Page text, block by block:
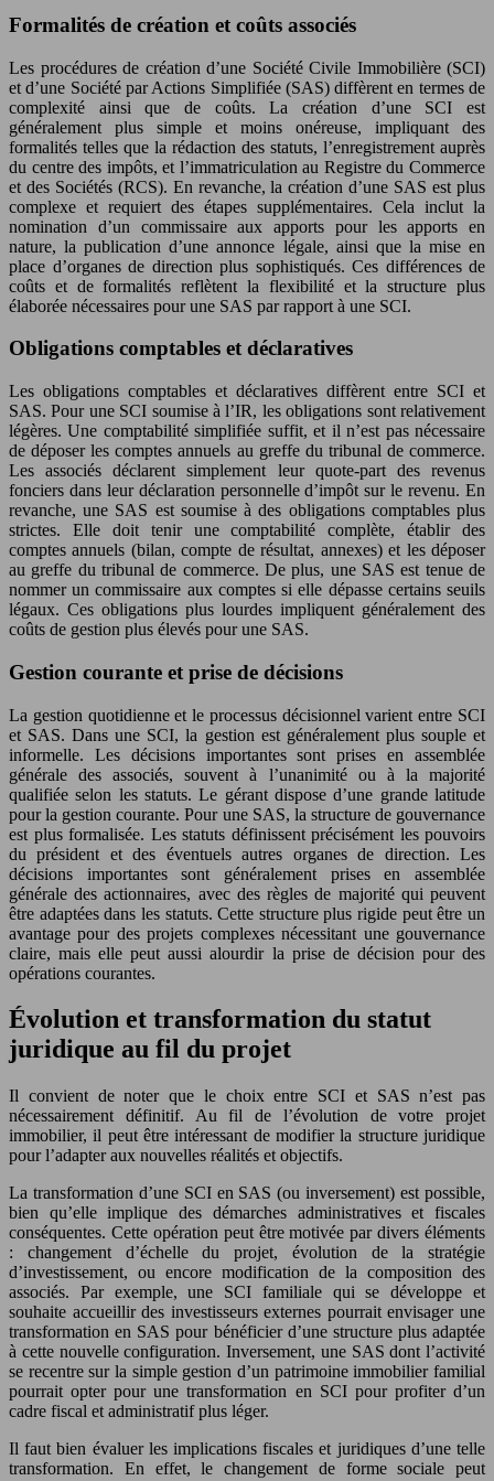
Formalités de création et coûts associés
Les procédures de création d’une Société Civile Immobilière (SCI)
et d’une Société par Actions Simplifiée (SAS) diffèrent en termes de
complexité ainsi que de coûts. La création d’une SCI est
généralement plus simple et moins onéreuse, impliquant des
formalités telles que la rédaction des statuts, l’enregistrement auprès
du centre des impôts, et l’immatriculation au Registre du Commerce
et des Sociétés (RCS). En revanche, la création d’une SAS est plus
complexe et requiert des étapes supplémentaires. Cela inclut la
nomination d’un commissaire aux apports pour les apports en
nature, la publication d’une annonce légale, ainsi que la mise en
place d’organes de direction plus sophistiqués. Ces différences de
coûts et de formalités reflètent la flexibilité et la structure plus
élaborée nécessaires pour une SAS par rapport à une SCI.
Obligations comptables et déclaratives
Les obligations comptables et déclaratives diffèrent entre SCI et
SAS. Pour une SCI soumise à l’IR, les obligations sont relativement
légères. Une comptabilité simplifiée suffit, et il n’est pas nécessaire
de déposer les comptes annuels au greffe du tribunal de commerce.
Les associés déclarent simplement leur quote-part des revenus
fonciers dans leur déclaration personnelle d’impôt sur le revenu. En
revanche, une SAS est soumise à des obligations comptables plus
strictes. Elle doit tenir une comptabilité complète, établir des
comptes annuels (bilan, compte de résultat, annexes) et les déposer
au greffe du tribunal de commerce. De plus, une SAS est tenue de
nommer un commissaire aux comptes si elle dépasse certains seuils
légaux. Ces obligations plus lourdes impliquent généralement des
coûts de gestion plus élevés pour une SAS.
Gestion courante et prise de décisions
La gestion quotidienne et le processus décisionnel varient entre SCI
et SAS. Dans une SCI, la gestion est généralement plus souple et
informelle. Les décisions importantes sont prises en assemblée
générale des associés, souvent à l’unanimité ou à la majorité
qualifiée selon les statuts. Le gérant dispose d’une grande latitude
pour la gestion courante. Pour une SAS, la structure de gouvernance
est plus formalisée. Les statuts définissent précisément les pouvoirs
du président et des éventuels autres organes de direction. Les
décisions importantes sont généralement prises en assemblée
générale des actionnaires, avec des règles de majorité qui peuvent
être adaptées dans les statuts. Cette structure plus rigide peut être un
avantage pour des projets complexes nécessitant une gouvernance
claire, mais elle peut aussi alourdir la prise de décision pour des
opérations courantes.
Évolution et transformation du statut
juridique au fil du projet
Il convient de noter que le choix entre SCI et SAS n’est pas
nécessairement définitif. Au fil de l’évolution de votre projet
immobilier, il peut être intéressant de modifier la structure juridique
pour l’adapter aux nouvelles réalités et objectifs.
La transformation d’une SCI en SAS (ou inversement) est possible,
bien qu’elle implique des démarches administratives et fiscales
conséquentes. Cette opération peut être motivée par divers éléments
: changement d’échelle du projet, évolution de la stratégie
d’investissement, ou encore modification de la composition des
associés. Par exemple, une SCI familiale qui se développe et
souhaite accueillir des investisseurs externes pourrait envisager une
transformation en SAS pour bénéficier d’une structure plus adaptée
à cette nouvelle configuration. Inversement, une SAS dont l’activité
se recentre sur la simple gestion d’un patrimoine immobilier familial
pourrait opter pour une transformation en SCI pour profiter d’un
cadre fiscal et administratif plus léger.
Il faut bien évaluer les implications fiscales et juridiques d’une telle
transformation. En effet, le changement de forme sociale peut